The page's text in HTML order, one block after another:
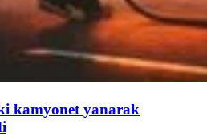
kamyonet yanarak